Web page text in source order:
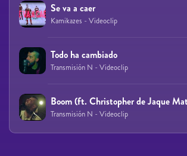
Se va a caer
Kamikazes - Videoclip
Todo ha cambiado
Transmisión N - Videoclip
Boom (ft. Christopher de Jaque
Transmisión N - Videoclip